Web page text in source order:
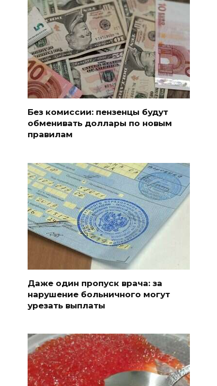
Без комиссии: пензенцы будут
обменивать доллары по новым
правилам
Даже один пропуск врача: за
нарушение больничного могут
урезать выплаты